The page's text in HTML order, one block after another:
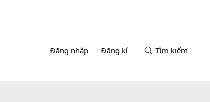
Đăng nhập Đăng kí Tìm kiếm